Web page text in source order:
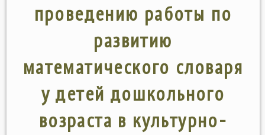
проведению работы по
развитию
математического словаря
у детей дошкольного
возраста в культурно-